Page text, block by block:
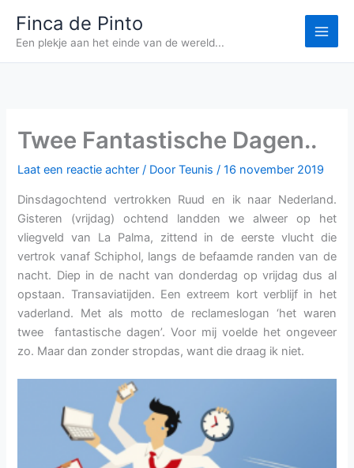
naar
inhoud
Finca de Pinto
Een plekje aan het einde van de wereld...
Twee Fantastische Dagen..
Laat een reactie achter / DoorTeunis/16 november 2019
Dinsdagochtend vertrokken Ruud en ik naar Nederland.
Gisteren (vrijdag) ochtend landden we alweer op het
vliegveld van La Palma, zittend in de eerste vlucht die
vertrok vanaf Schiphol, langs de befaamde randen van de
nacht. Diep in de nacht van donderdag op vrijdag dus al
opstaan. Transaviatijden. Een extreem kort verblijf in het
vaderland. Met als motto de reclameslogan ‘het waren
twee fantastische dagen’. Voor mij voelde het ongeveer
zo. Maar dan zonder stropdas, want die draag ik niet.